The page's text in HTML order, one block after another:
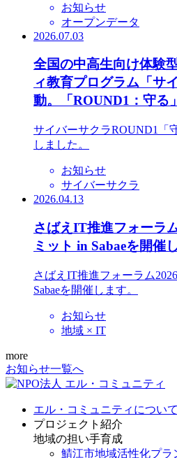
お知らせ
オープンデータ
2026.07.03
全国の中高生向け体験
ィ教育プログラム「サ
動。「ROUND1：守る
サイバーサクラROUND1「
しました。
お知らせ
サイバーサクラ
2026.04.13
さばえIT推進フォーラ
ミット in Sabaeを開催
さばえIT推進フォーラム
Sabaeを開催します。
お知らせ
地域 × IT
more
お知らせ一覧へ
エル・コミュニティについて
プロジェクト紹介
地域の担い手育成
鯖江市地域活性化プラ